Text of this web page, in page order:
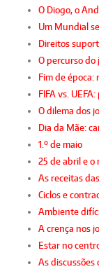
O Diogo, o
Um Mundial
Direitos
O percurso
Fim de época:
FIFA vs.
O dilema dos
Dia da Mãe:
1.º de maio
25 de abril e
As receitas
Ciclos e
Ambiente
A crença nos
Estar no
As discussões